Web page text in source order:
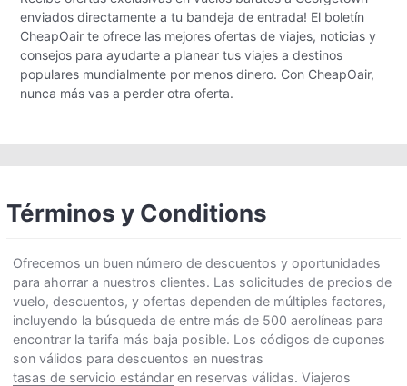
enviados directamente a tu bandeja de entrada! El boletín
CheapOair te ofrece las mejores ofertas de viajes, noticias y
consejos para ayudarte a planear tus viajes a destinos
populares mundialmente por menos dinero. Con CheapOair,
nunca más vas a perder otra oferta.
Términos y Conditions
Ofrecemos un buen número de descuentos y oportunidades
para ahorrar a nuestros clientes. Las solicitudes de precios de
vuelo, descuentos, y ofertas dependen de múltiples factores,
incluyendo la búsqueda de entre más de 500 aerolíneas para
encontrar la tarifa más baja posible. Los códigos de cupones
son válidos para descuentos en nuestras
tasas de servicio estándar en reservas válidas. Viajeros